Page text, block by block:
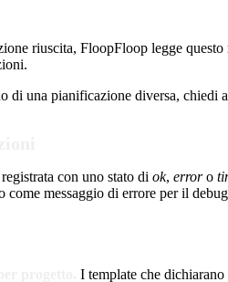
riuscita, FloopFloop legge
di una pianificazione diversa, chiedi
con uno stato di ok, erroro
come messaggio di errore per il
I template che